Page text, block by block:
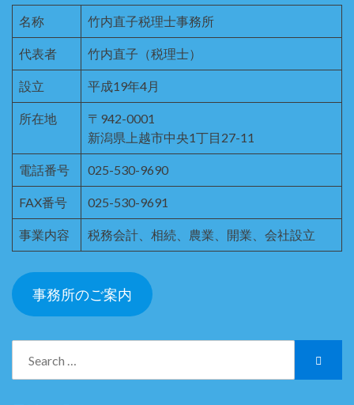
名称 竹内直子税理士事務所
代表者 竹内直子（税理士）
設立 平成19年4月
所在地
〒942-0001
新潟県上越市中央1丁目27-11
電話番号 025-530-9690
FAX番号 025-530-9691
事業内容 税務会計、相続、農業、開業、会社設立
事務所のご案内
for: